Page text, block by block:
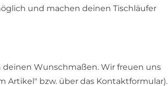
und machen deinen Tischläufer
Wunschmaßen. Wir freuen uns
Artikel" bzw. über das Kontaktformular).